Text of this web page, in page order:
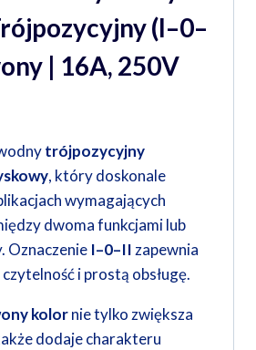
(I–0–
| 16A, 250V
trójpozycyjny
, który doskonale
wymagających
dwoma funkcjami lub
Oznaczenie I–0–II zapewnia
i prostą obsługę.
kolornie tylko zwiększa
dodaje charakteru